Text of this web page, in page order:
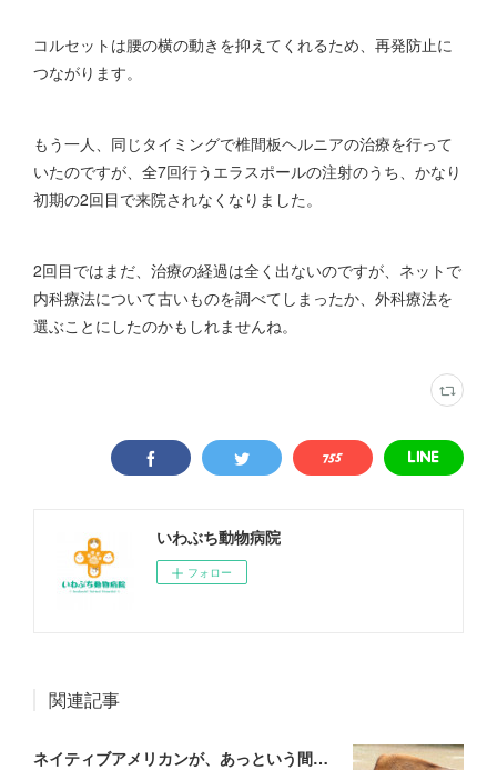
コルセットは腰の横の動きを抑えてくれるため、再発防止に
つながります。
もう一人、同じタイミングで椎間板ヘルニアの治療を行って
いたのですが、全7回行うエラスポールの注射のうち、かなり
初期の2回目で来院されなくなりました。
2回目ではまだ、治療の経過は全く出ないのですが、ネットで
内科療法について古いものを調べてしまったか、外科療法を
選ぶことにしたのかもしれませんね。
いわぶち動物病院
フォロー
関連記事
ネイティブアメリカンが、あっという間に滅ぼされていった理由